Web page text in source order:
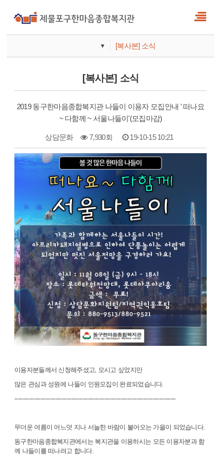
▼
기관안내
[복사본] 소식
[복사본] 소식
2019 동구한마음종합복지관 나들이 이용자 모집안내 ' 떠나요
~ 다함께 ~ 서울나들이'(모집마감)
상담문화 7,930회 19-10-15 10:21
본문
이용자분들께서 신청해주셨고, 모시고 싶었지만
많은 관심과 성원에 나들이 인원모집이 완료되었습니다.
---------------------------------------------------------------------------------------------------
무더운 여름이 어느덧 지나 서늘한 바람이 불어오는 가을이 되었습니다.
동구한마음종합복지관에서는 복지관을 이용하시는 모든 이용자분과 함
께 나들이를 떠나려고 합니다.